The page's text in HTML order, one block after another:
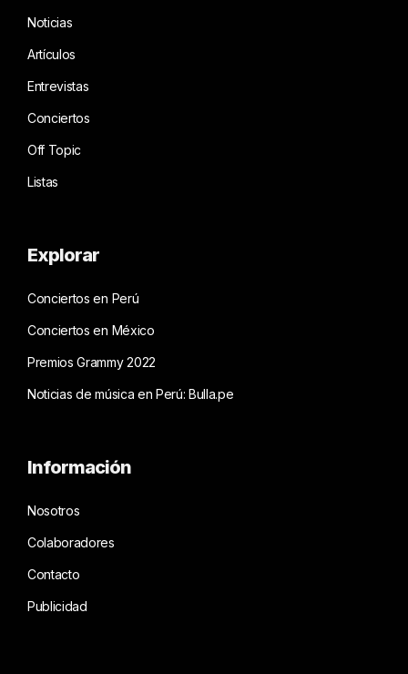
Noticias
Artículos
Entrevistas
Conciertos
Off Topic
Listas
Explorar
Conciertos en Perú
Conciertos en México
Premios Grammy 2022
Noticias de música en Perú: Bulla.pe
Información
Nosotros
Colaboradores
Contacto
Publicidad